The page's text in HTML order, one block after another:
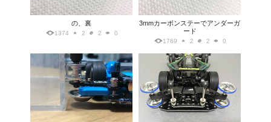
の、裏
1374 2 2 0
3mmカーボンステーでアンダーガ
ード
1769 2 2 0